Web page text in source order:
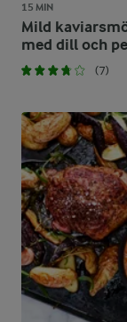
15 MIN
Mild
med dill och
(7)